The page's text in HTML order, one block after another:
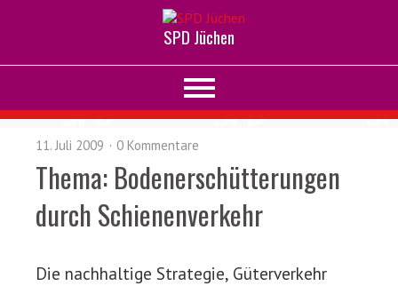
SPD Jüchen
11. Juli 2009 0 Kommentare
Thema: Bodenerschütterungen
durch Schienenverkehr
Die nachhaltige Strategie, Güterverkehr